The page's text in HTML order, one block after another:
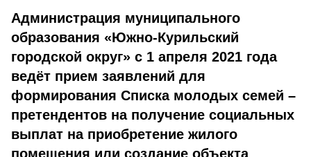
Администрация муниципального
образования «Южно-Курильский
городской округ» с 1 апреля 2021 года
ведёт прием заявлений для
формирования Списка молодых семей –
претендентов на получение социальных
выплат на приобретение жилого
помещения или создание объекта